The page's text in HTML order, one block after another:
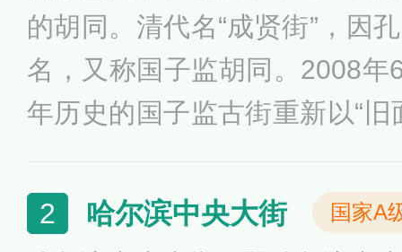
的胡同。清代名“成贤街”，因
名，又称国子监胡同。2008年
年历史的国子监古街重新以“旧
正式对外开放，北京孔庙和国
1984年定为北京市级文物保
2 哈尔滨中央大街 国家A